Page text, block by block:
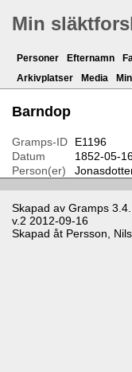
Min
Personer Efternamn
Arkivplatser
Media
Barndop
Gramps-ID
E1196
Datum
1852-05-
Person(er)
Skapad av Gramps
v.2 2012-09-16
Skapad åt Persson, Nils